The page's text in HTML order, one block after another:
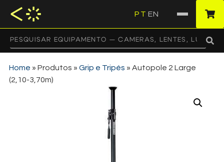
PT EN
Home » Produtos » Grip e Tripés » Autopole 2 Large
(2,10-3,70m)